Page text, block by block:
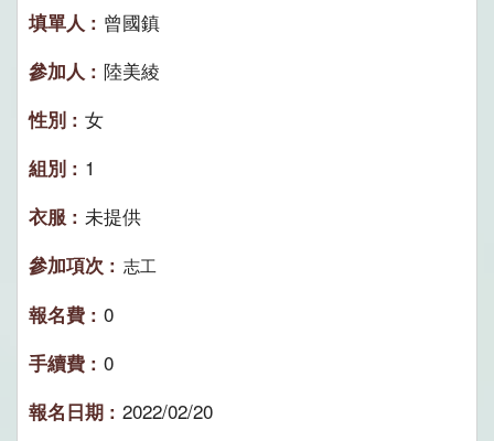
曾國鎮
陸美綾
女
1
未提供
志工
0
0
2022/02/20